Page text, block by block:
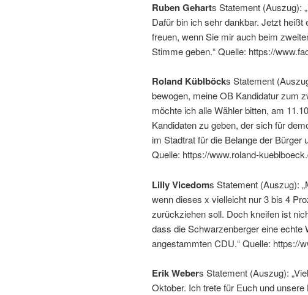
Ruben Geharts Statement (Auszug):
Dafür bin ich sehr dankbar. Jetzt
freuen, wenn Sie mir auch beim
Stimme geben.“ Quelle: https://
Roland Küblböcks Statement
bewogen, meine OB Kandidatur zum
möchte ich alle Wähler bitten, am
Kandidaten zu geben, der sich für
im Stadtrat für die Belange der
Quelle: https://www.roland-
Lilly Vicedoms Statement (Auszug):
wenn dieses x viel­leicht nur 3 bis 4
zurück­ziehen soll. Doch kneifen ist
dass die Schwarzenberger eine echte
ange­stammten CDU.“ Quelle: https://
Erik Webers Statement (Auszug):
Oktober. Ich trete für Euch und